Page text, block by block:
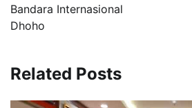
Bandara Internasional
Dhoho
Related Posts